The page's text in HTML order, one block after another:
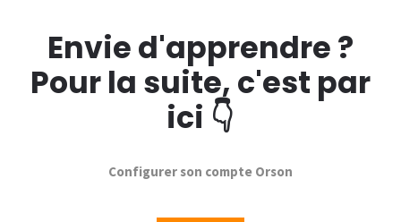
Envie d'apprendre ?
Pour la suite, c'est par
ici 👇
Configurer son compte Orson